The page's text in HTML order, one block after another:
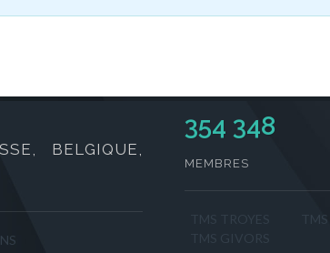
BELGIQUE,
354 348
MEMBRES
TMS TROYES